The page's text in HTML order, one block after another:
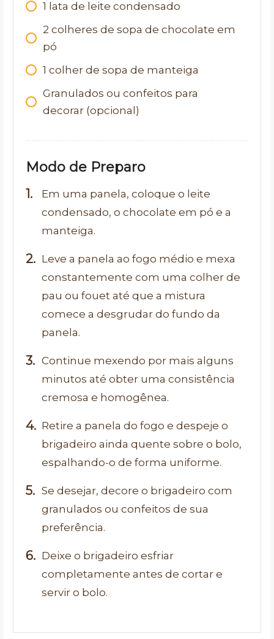
1 lata de leite condensado
2 colheres de sopa de chocolate em
pó
1 colher de sopa de manteiga
Granulados ou confeitos para
decorar (opcional)
Modo de Preparo
Em uma panela, coloque o leite
condensado, o chocolate em pó e a
manteiga.
Leve a panela ao fogo médio e mexa
constantemente com uma colher de
pau ou fouet até que a mistura
comece a desgrudar do fundo da
panela.
Continue mexendo por mais alguns
minutos até obter uma consistência
cremosa e homogênea.
Retire a panela do fogo e despeje o
brigadeiro ainda quente sobre o bolo,
espalhando-o de forma uniforme.
Se desejar, decore o brigadeiro com
granulados ou confeitos de sua
preferência.
Deixe o brigadeiro esfriar
completamente antes de cortar e
servir o bolo.